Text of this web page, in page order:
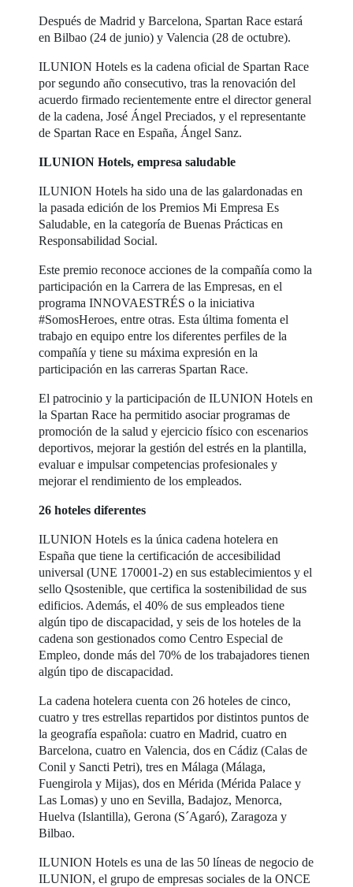
Después de Madrid y Barcelona, Spartan Race estará
en Bilbao (24 de junio) y Valencia (28 de octubre).
ILUNION Hotels es la cadena oficial de Spartan Race
por segundo año consecutivo, tras la renovación del
acuerdo firmado recientemente entre el director general
de la cadena, José Ángel Preciados, y el representante
de Spartan Race en España, Ángel Sanz.
ILUNION Hotels, empresa saludable
ILUNION Hotels ha sido una de las galardonadas en
la pasada edición de los Premios Mi Empresa Es
Saludable, en la categoría de Buenas Prácticas en
Responsabilidad Social.
Este premio reconoce acciones de la compañía como la
participación en la Carrera de las Empresas, en el
programa INNOVAESTRÉS o la iniciativa
#SomosHeroes, entre otras. Esta última fomenta el
trabajo en equipo entre los diferentes perfiles de la
compañía y tiene su máxima expresión en la
participación en las carreras Spartan Race.
El patrocinio y la participación de ILUNION Hotels en
la Spartan Race ha permitido asociar programas de
promoción de la salud y ejercicio físico con escenarios
deportivos, mejorar la gestión del estrés en la plantilla,
evaluar e impulsar competencias profesionales y
mejorar el rendimiento de los empleados.
26 hoteles diferentes
ILUNION Hotels es la única cadena hotelera en
España que tiene la certificación de accesibilidad
universal (UNE 170001-2) en sus establecimientos y el
sello Qsostenible, que certifica la sostenibilidad de sus
edificios. Además, el 40% de sus empleados tiene
algún tipo de discapacidad, y seis de los hoteles de la
cadena son gestionados como Centro Especial de
Empleo, donde más del 70% de los trabajadores tienen
algún tipo de discapacidad.
La cadena hotelera cuenta con 26 hoteles de cinco,
cuatro y tres estrellas repartidos por distintos puntos de
la geografía española: cuatro en Madrid, cuatro en
Barcelona, cuatro en Valencia, dos en Cádiz (Calas de
Conil y Sancti Petri), tres en Málaga (Málaga,
Fuengirola y Mijas), dos en Mérida (Mérida Palace y
Las Lomas) y uno en Sevilla, Badajoz, Menorca,
Huelva (Islantilla), Gerona (S´Agaró), Zaragoza y
Bilbao.
ILUNION Hotels es una de las 50 líneas de negocio de
ILUNION, el grupo de empresas sociales de la ONCE